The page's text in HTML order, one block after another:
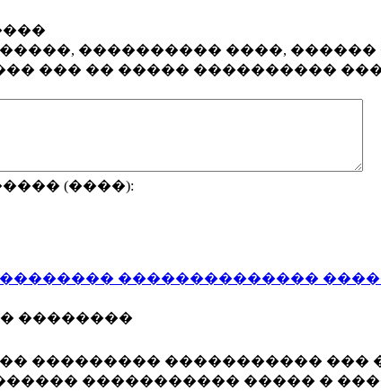
���������� ����,
��� �� ����� ����������
(����):
��������������
��������
��������� �����������
����������� ����� �